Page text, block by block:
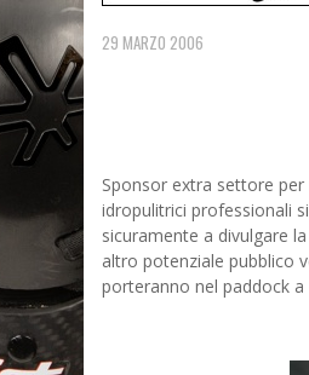
29 MARZO 2006
Sponsor extra settore
idropulitrici professionali
sicuramente a divulgare
altro potenziale pubblico
porteranno nel paddock